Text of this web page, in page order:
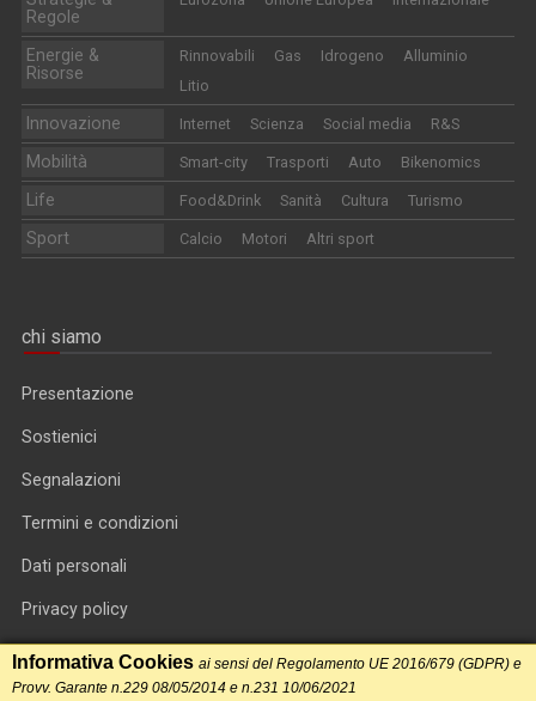
Regole
Energie &
Risorse
Rinnovabili Gas Idrogeno
Alluminio
Litio
Innovazione Internet Scienza Social media R&S
Mobilità Smart-city Trasporti Auto Bikenomics
Life Food&Drink Sanità Cultura Turismo
Sport Calcio Motori Altri sport
chi siamo
Presentazione
Sostienici
Segnalazioni
Termini e condizioni
Dati personali
Privacy policy
Informativa cookie
RSS feed
Informativa Cookies ai sensi del Regolamento UE 2016/679 (GDPR) e
Provv. Garante n.229 08/05/2014 e n.231 10/06/2021